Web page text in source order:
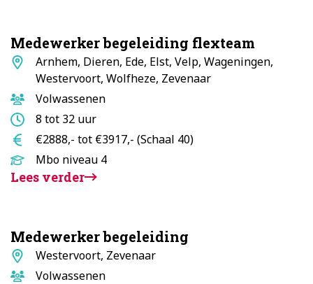
Medewerker begeleiding flexteam
Standplaats
Arnhem, Dieren, Ede, Elst, Velp, Wageningen,
Westervoort, Wolfheze, Zevenaar
Doelgroep
Volwassenen
Aantal
uur
8 tot 32 uur
Salaris€2888,- tot €3917,- (Schaal 40)
Opleidingsniveau
Mbo niveau 4
Lees verder
Medewerker begeleiding
Standplaats
Westervoort, Zevenaar
Doelgroep
Volwassenen